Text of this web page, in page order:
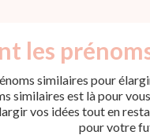
les
similaires pour
est là pour
vos idées tout en
pour votre